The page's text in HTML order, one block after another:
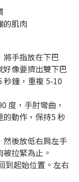
的肌肉
將手指放在下巴
像要擠出雙下巴
秒鐘，重複 5-10
度，手肘彎曲，
動作，保持5 秒
然後放低右肩左手
拉緊為止。
到起始位置。左右